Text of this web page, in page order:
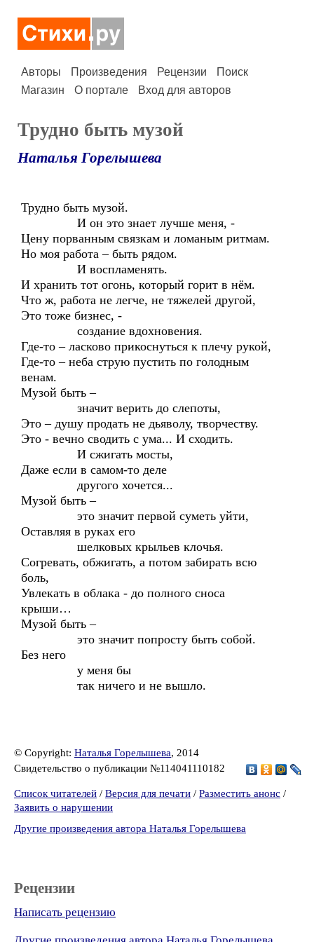
Авторы Произведения Рецензии
Поиск
Магазин
О портале Вход для авторов
Трудно быть музой
Наталья Горелышева
Трудно быть музой.
И он это знает лучше меня, -
Цену порванным связкам и ломаным ритмам.
Но моя работа – быть рядом.
И воспламенять.
И хранить тот огонь, который горит в нём.
Что ж, работа не легче, не тяжелей другой,
Это тоже бизнес, -
создание вдохновения.
Где-то – ласково прикоснуться к плечу рукой,
Где-то – неба струю пустить по голодным
венам.
Музой быть –
значит верить до слепоты,
Это – душу продать не дьяволу, творчеству.
Это - вечно сводить с ума... И сходить.
И сжигать мосты,
Даже если в самом-то деле
другого хочется...
Музой быть –
это значит первой суметь уйти,
Оставляя в руках его
шелковых крыльев клочья.
Согревать, обжигать, а потом забирать всю
боль,
Увлекать в облака - до полного сноса
крыши…
Музой быть –
это значит попросту быть собой.
Без него
у меня бы
так ничего и не вышло.
© Copyright: Наталья Горелышева, 2014
Свидетельство о публикации №114041110182
Список читателей / Версия для печати / Разместить анонс /
Заявить о нарушении
Другие произведения автора Наталья Горелышева
Рецензии
Написать рецензию